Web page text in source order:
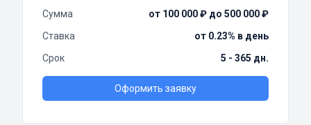
Сумма
от 100 000 ₽ до 500 000 ₽
Ставка
от 0.23% в день
Срок
5 - 365 дн.
Оформить заявку